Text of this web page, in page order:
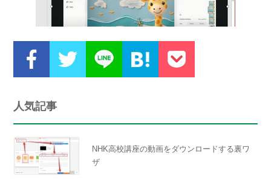
人気記事
NHK高校講座の動画をダウンロードする裏ワ
ザ